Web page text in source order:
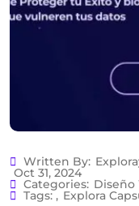
Written By:
Oct 31, 2024
Categories: Diseño
Tags:, Explora